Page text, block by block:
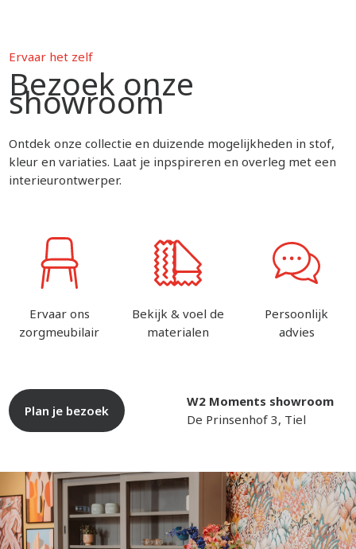
Ervaar het zelf
Bezoek onze
showroom
Ontdek onze collectie en duizende mogelijkheden in stof,
kleur en variaties. Laat je inpspireren en overleg met een
interieurontwerper.
Ervaar ons
zorgmeubilair
Bekijk & voel de
materialen
Persoonlijk
advies
Plan je bezoek
W2 Moments showroom
De Prinsenhof 3, Tiel